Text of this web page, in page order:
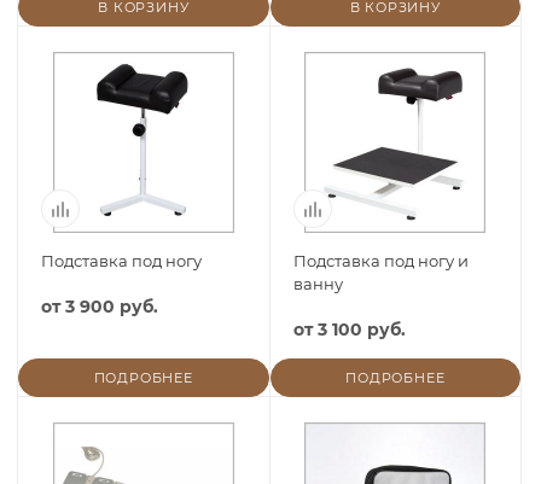
В КОРЗИНУ В КОРЗИНУ
Подставка под ногу
от3 900 руб.
ПОДРОБНЕЕ
Подставка под ногу и
ванну
от3 100 руб.
ПОДРОБНЕЕ